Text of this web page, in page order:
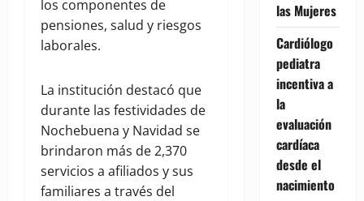
los componentes de
pensiones, salud y riesgos
laborales.
La institución destacó que
durante las festividades de
Nochebuena y Navidad se
brindaron más de 2,370
servicios a afiliados y sus
familiares a través del
las Mujeres
Cardiólogo
pediatra
incentiva a
la
evaluación
cardíaca
desde el
nacimiento